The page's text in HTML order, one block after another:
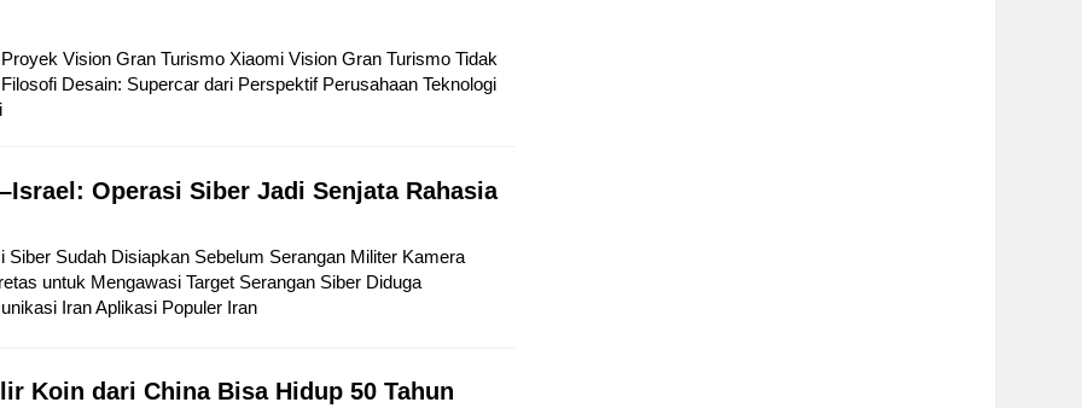
Vision Gran Turismo Xiaomi Vision Gran Turismo Tidak
Desain: Supercar dari Perspektif Perusahaan Teknologi
Operasi Siber Jadi Senjata Rahasia
Siber Sudah Disiapkan Sebelum Serangan Militer Kamera
untuk Mengawasi Target Serangan Siber Diduga
Iran Aplikasi Populer Iran
Koin dari China Bisa Hidup 50 Tahun